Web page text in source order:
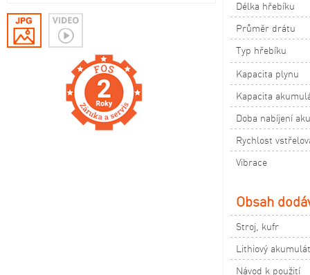
Délka hřebíku
Průměr drátu
Typ hřebíku
Kapacita plynu
Kapacita
Doba nabíjení
Rychlost
Vibrace
Obsah
Lithiový
Návod k použití